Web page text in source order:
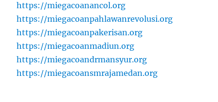
https://miegacoanancol.org
https://miegacoanpahlawanrevolusi.org
https://miegacoanpakerisan.org
https://miegacoanmadiun.org
https://miegacoandrmansyur.org
https://miegacoansmrajamedan.org